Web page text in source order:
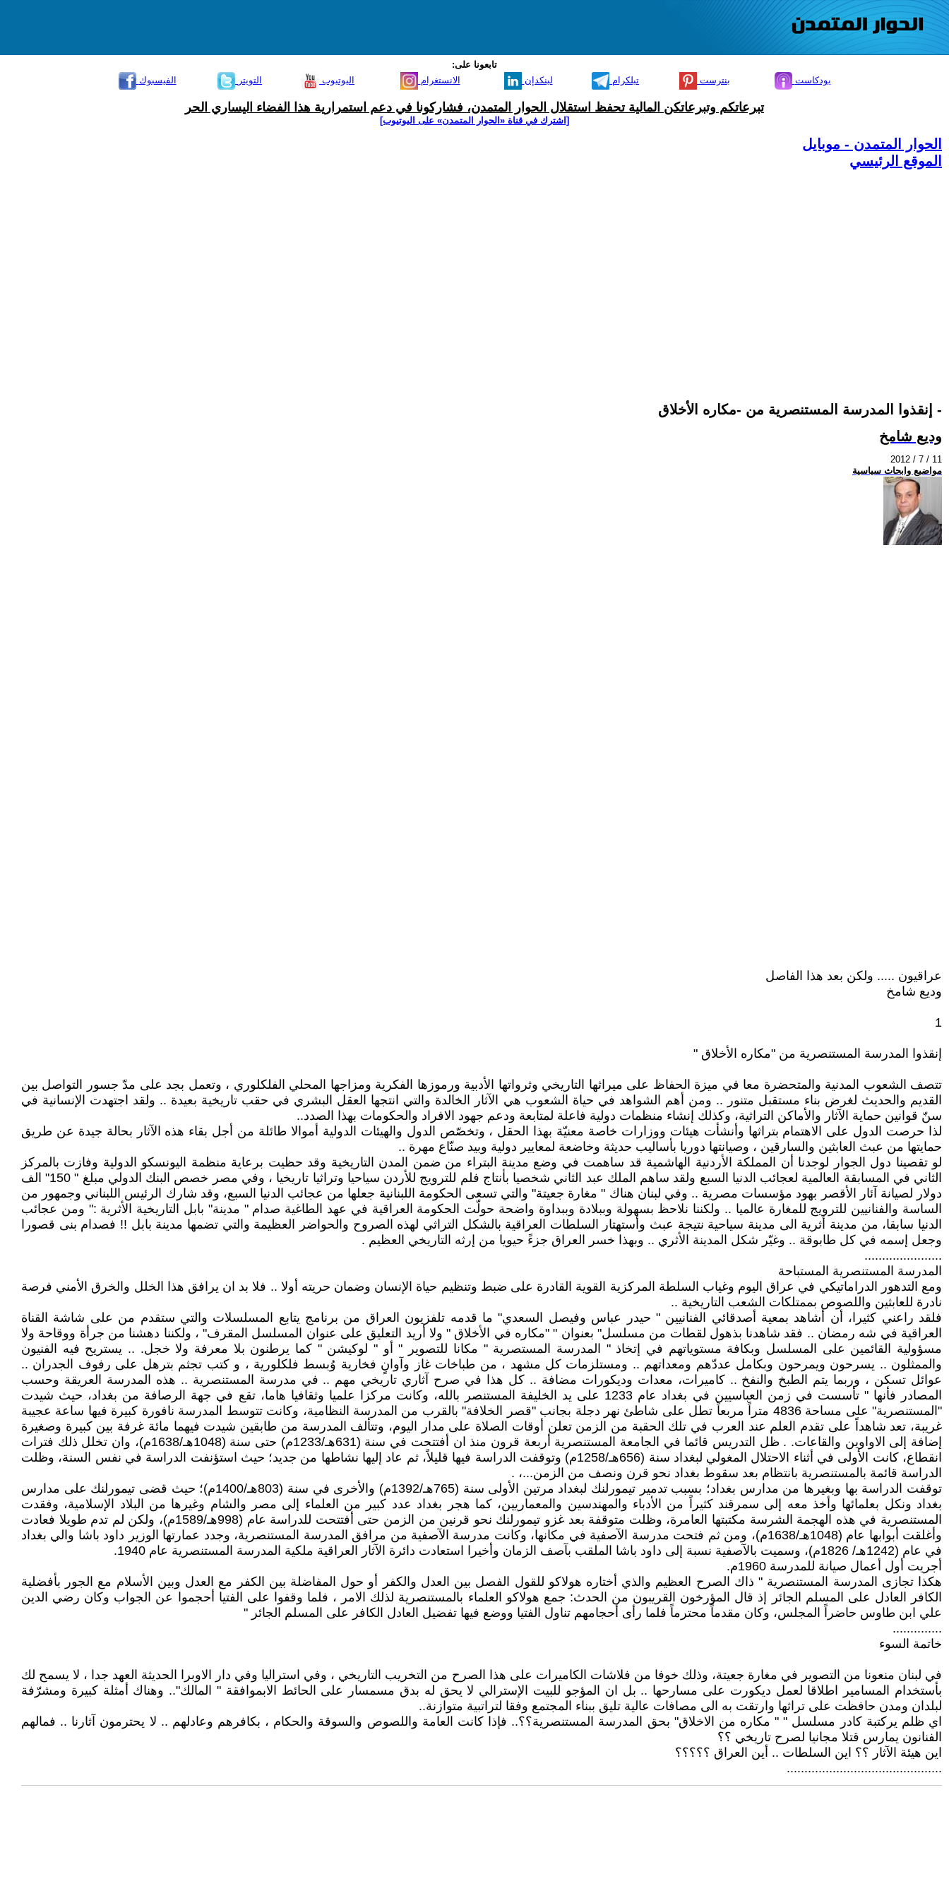
تابعونا على:
الفيسبوك
التويتر اليوتيوب الانستغرام لينكدإن تيلكرام بنترست بودكاست
تبرعاتكم وتبرعاتكن المالية تحفظ استقلال الحوار المتمدن، فشاركونا في دعم استمرارية هذا الفضاء اليساري الحر
[اشترك في قناة ‫«الحوار المتمدن» على اليوتيوب]
الحوار المتمدن - موبايل
الموقع الرئيسي
إنقذوا المدرسة المستنصرية من -مكاره الأخلاق -
وديع شامخ
2012 / 7 / 11
مواضيع وابحاث سياسية
عراقيون ..... ولكن بعد هذا الفاصل
وديع شامخ
1
إنقذوا المدرسة المستنصرية من "مكاره الأخلاق "
تتصف الشعوب المدنية والمتحضرة معا في ميزة الحفاظ على ميراثها التاريخي وثرواتها الأدبية ورموزها الفكرية ومزاجها المحلي الفلكلوري ، وتعمل بجد على مدّ جسور التواصل بين
القديم والحديث لغرض بناء مستقبل متنور .. ومن أهم الشواهد في حياة الشعوب هي الآثار الخالدة والتي انتجها العقل البشري في حقب تاريخية بعيدة .. ولقد اجتهدت الإنسانية في
سنّ قوانين حماية الآثار والأماكن التراثية، وكذلك إنشاء منظمات دولية فاعلة لمتابعة ودعم جهود الافراد والحكومات بهذا الصدد..
لذا حرصت الدول على الاهتمام بتراثها وأنشأت هيئات ووزارات خاصة معنيّة بهذا الحقل ، وتخصّص الدول والهيئات الدولية أموالا طائلة من أجل بقاء هذه الآثار بحالة جيدة عن طريق
حمايتها من عبث العابثين والسارقين ، وصيانتها دوريا بأساليب حديثة وخاضعة لمعايير دولية وبيد صنّاع مهرة ..
لو تقصينا دول الجوار لوجدنا أن المملكة الأردنية الهاشمية قد ساهمت في وضع مدينة البتراء من ضمن المدن التاريخية وقد حظيت برعاية منظمة اليونسكو الدولية وفازت بالمركز
الثاني في المسابقة العالمية لعجائب الدنيا السبع ولقد ساهم الملك عبد الثاني شخصيا بأنتاج فلم للترويج للأردن سياحيا وتراثيا تاريخيا ، وفي مصر خصص البنك الدولي مبلغ " 150" الف
دولار لصيانة آئار الأقصر بهود مؤسسات مصرية .. وفي لبنان هناك " مغارة جعيتة" والتي تسعى الحكومة اللبنانية جعلها من عجائب الدنيا السبع، وقد شارك الرئيس اللبناني وجمهور من
الساسة والفنانيين للترويج للمغارة عالميا .. ولكننا نلاحظ بسهولة وببلادة وببداوة واضحة حولّت الحكومة العراقية في عهد الطاغية صدام " مدينة" بابل التاريخية الأثرية :" ومن عجائب
الدنيا سابقا، من مدينة أثرية الى مدينة سياحية نتيجة عبث وأستهتار السلطات العراقية بالشكل التراثي لهذه الصروح والحواضر العظيمة والتي تضمها مدينة بابل !! فصدام بنى قصورا
وجعل إسمه في كل طابوقة .. وغيّر شكل المدينة الأثري .. وبهذا خسر العراق جزءً حيويا من إرثه التاريخي العظيم .
......................
المدرسة المستنصرية المستباحة
ومع التدهور الدراماتيكي في عراق اليوم وغياب السلطة المركزية القوية القادرة على ضبط وتنظيم حياة الإنسان وضمان حريته أولا .. فلا بد ان يرافق هذا الخلل والخرق الأمني فرصة
نادرة للعابثين واللصوص بممتلكات الشعب التاريخية ..
فلقد راعني كثيرا، أن أشاهد بمعية أصدقائي الفنانيين " حيدر عباس وفيصل السعدي" ما قدمه تلفزيون العراق من برنامج يتابع المسلسلات والتي ستقدم من على شاشة القناة
العراقية في شه رمضان .. فقد شاهدنا بذهول لقطات من مسلسل" بعنوان " "مكاره في الأخلاق " ولا أريد التعليق على عنوان المسلسل المقرف" ، ولكننا دهشنا من جرأة ووقاحة ولا
مسؤولية القائمين على المسلسل وبكافة مستوياتهم في إتخاذ " المدرسة المستصرية " مكانا للتصوير " أو " لوكيشن " كما يرطنون بلا معرفة ولا خجل. .. يستريح فيه الفنيون
والممثلون .. يسرحون ويمرحون وبكامل عددّهم ومعداتهم .. ومستلزمات كل مشهد ، من طباخات غاز وآوانٍ فخارية وُبسط فلكلورية ، و كتب تجثم بترهل على رفوف الجدران ..
عوائل تسكن ، وربما يتم الطبخ والنفخ .. كاميرات، معدات وديكورات مضافة .. كل هذا في صرح آثاري تاريخي مهم .. في مدرسة المستنصرية .. هذه المدرسة العريقة وحسب
المصادر فأنها " تأسست في زمن العباسيين في بغداد عام 1233 على يد الخليفة المستنصر بالله، وكانت مركزا علميا وثقافيا هاما، تقع في جهة الرصافة من بغداد، حيث شيدت
"المستنصرية" على مساحة 4836 متراً مربعاً تطل على شاطئ نهر دجلة بجانب "قصر الخلافة" بالقرب من المدرسة النظامية، وكانت تتوسط المدرسة نافورة كبيرة فيها ساعة عجيبة
غريبة، تعد شاهداً على تقدم العلم عند العرب في تلك الحقبة من الزمن تعلن أوقات الصلاة على مدار اليوم، وتتألف المدرسة من طابقين شيدت فيهما مائة غرفة بين كبيرة وصغيرة
إضافة إلى الاواوين والقاعات. . ظل التدريس قائما في الجامعة المستنصرية أربعة قرون منذ ان أفتتحت في سنة (631هـ/1233م) حتى سنة (1048هـ/1638م)، وان تخلل ذلك فترات
انقطاع، كانت الأولى في أثناء الاحتلال المغولي لبغداد سنة (656هـ/1258م) وتوقفت الدراسة فيها قليلاً، ثم عاد إليها نشاطها من جديد؛ حيث استؤنفت الدراسة في نفس السنة، وظلت
الدراسة قائمة بالمستنصرية بانتظام بعد سقوط بغداد نحو قرن ونصف من الزمن...، .
توقفت الدراسة بها وبغيرها من مدارس بغداد؛ بسبب تدمير تيمورلنك لبغداد مرتين الأولى سنة (765هـ/1392م) والأخرى في سنة (803هـ/1400م)؛ حيث قضى تيمورلنك على مدارس
بغداد ونكل بعلمائها وأخذ معه إلى سمرقند كثيراً من الأدباء والمهندسين والمعماريين، كما هجر بغداد عدد كبير من العلماء إلى مصر والشام وغيرها من البلاد الإسلامية، وفقدت
المستنصرية في هذه الهجمة الشرسة مكتبتها العامرة، وظلت متوقفة بعد غزو تيمورلنك نحو قرنين من الزمن حتى أفتتحت للدراسة عام (998هـ/1589م)، ولكن لم تدم طويلا فعادت
وأغلقت أبوابها عام (1048هـ/1638م)، ومن ثم فتحت مدرسة الآصفية في مكانها، وكانت مدرسة الآصفية من مرافق المدرسة المستنصرية، وجدد عمارتها الوزير داود باشا والي بغداد
في عام (1242هـ/ 1826م)، وسميت بالآصفية نسبة إلى داود باشا الملقب بآصف الزمان وأخيرا استعادت دائرة الآثار العراقية ملكية المدرسة المستنصرية عام 1940.
أجريت أول أعمال صيانة للمدرسة 1960م.
هكذا تجازى المدرسة المستنصرية " ذاك الصرح العظيم والذي أختاره هولاكو للقول الفصل بين العدل والكفر أو حول المفاضلة بين الكفر مع العدل وبين الأسلام مع الجور بأفضلية
الكافر العادل على المسلم الجائر إذ قال المؤرخون القريبون من الحدث: جمع هولاكو العلماء بالمستنصرية لذلك الامر ، فلما وقفوا على الفتيا أحجموا عن الجواب وكان رضي الدين
علي ابن طاوس حاضراً المجلس، وكان مقدماً محترماً فلما رأى أحجامهم تناول الفتيا ووضع فيها تفضيل العادل الكافر على المسلم الجائر "
..............
خاتمة السوء
في لبنان منعونا من التصوير في مغارة جعيتة، وذلك خوفا من فلاشات الكاميرات على هذا الصرح من التخريب التاريخي ، وفي استراليا وفي دار الاوبرا الحديثة العهد جدا ، لا يسمح لك
بأستخدام المسامير اطلاقا لعمل ديكورت على مسارحها .. بل ان المؤجو للبيت الإسترالي لا يحق له بدق مسمسار على الحائط الابموافقة " المالك".. وهناك أمثلة كبيرة ومشرّفة
لبلدان ومدن حافظت على تراثها وارتقت به الى مصافات عالية تليق ببناء المجتمع وفقا لتراتبية متوازنة..
اي ظلم يركتبة كادر مسلسل " " مكاره من الاخلاق" بحق المدرسة المستنصرية؟؟.. فإذا كانت العامة واللصوص والسوقة والحكام ، بكافرهم وعادلهم .. لا يحترمون آثارنا .. فمالهم
الفنانون يمارس قتلا مجانيا لصرح تاريخي ؟؟
اين هيئة الآثار ؟؟ اين السلطات .. أين العراق ؟؟؟؟؟
............................................